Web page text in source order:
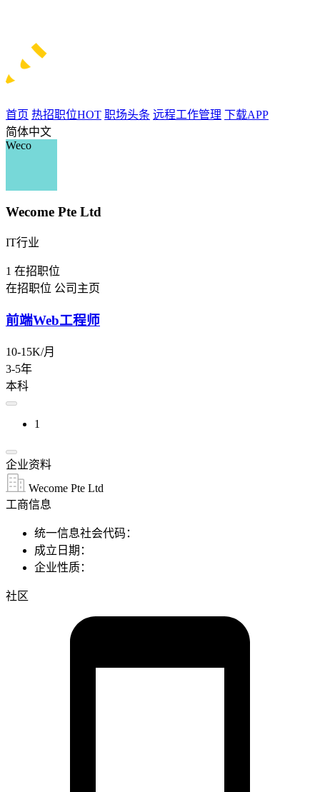
首页 热招职位HOT 职场头条 远程工作管理 下载APP
简体中文
Weco
Wecome Pte Ltd
IT行业
1 在招职位
在招职位 公司主页
前端Web工程师
10-15K/月
3-5年
本科
1
企业资料
Wecome Pte Ltd
工商信息
统一信息社会代码：
成立日期：
企业性质：
社区